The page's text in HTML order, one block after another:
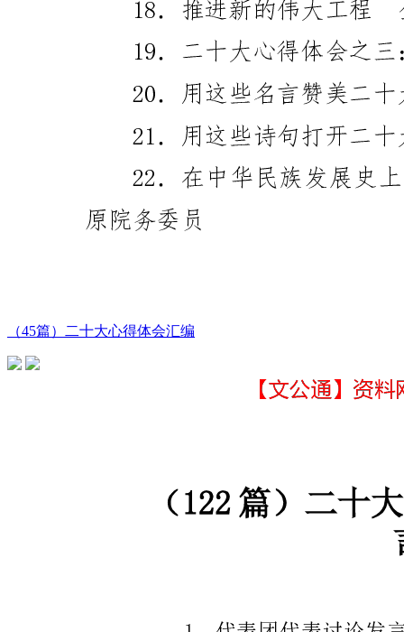
（45篇）二十大心得体会汇编